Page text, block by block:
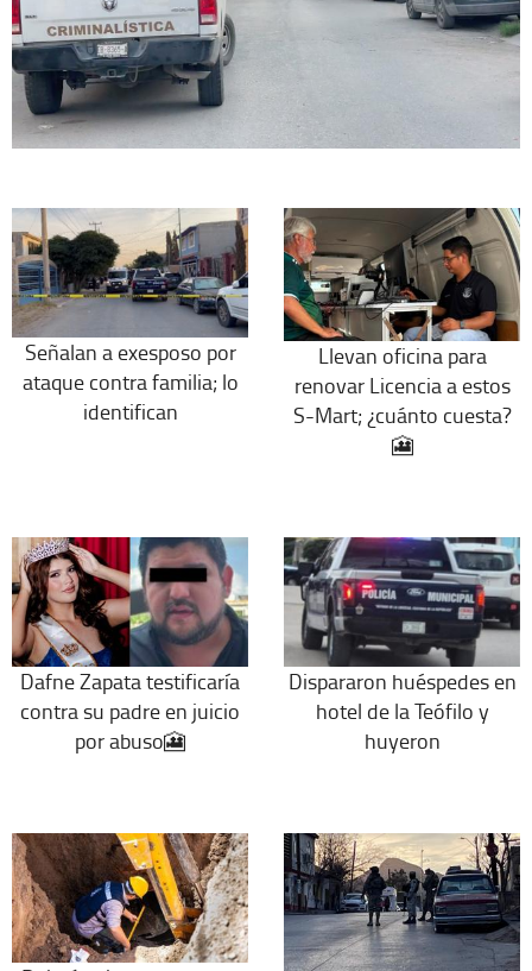
Señalan a exesposo por
ataque contra familia; lo
identifican
Llevan oficina para
renovar Licencia a estos
S-Mart; ¿cuánto cuesta?
🎦
Dafne Zapata testificaría
contra su padre en juicio
por abuso🎦
Dispararon huéspedes en
hotel de la Teófilo y
huyeron